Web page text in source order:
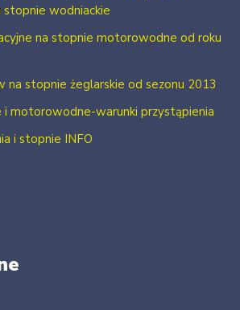
wodniackie
na stopnie motorowodne od roku
na stopnie żeglarskie od sezonu 2013
i motorowodne-warunki przystąpienia
i stopnie INFO